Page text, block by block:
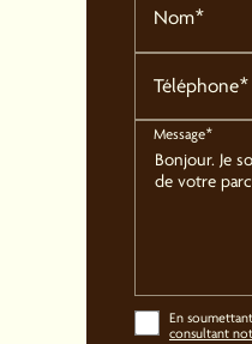
Nom*
Téléphone*
Message*
En
consultant